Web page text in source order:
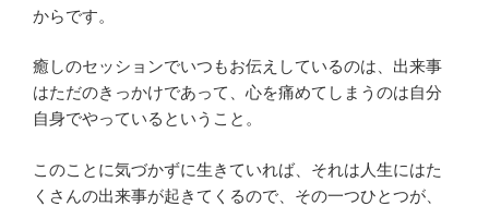
からです。
癒しのセッションでいつもお伝えしているのは、出来事
はただのきっかけであって、心を痛めてしまうのは自分
自身でやっているということ。
このことに気づかずに生きていれば、それは人生にはた
くさんの出来事が起きてくるので、その一つひとつが、